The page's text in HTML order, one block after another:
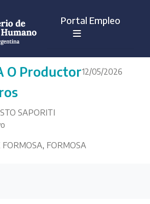
Portal Empleo
12/05/2026
O Productor
SAPORITI
FORMOSA, FORMOSA